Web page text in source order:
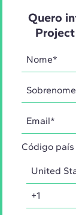
Quero
Código país